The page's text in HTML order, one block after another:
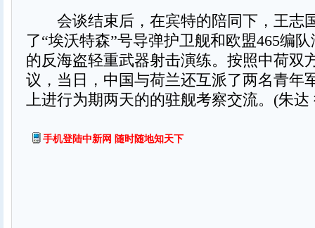
会谈结束后，在宾特的陪同下，王志
了“埃沃特森”号导弹护卫舰和欧盟465编
的反海盗轻重武器射击演练。按照中荷双
议，当日，中国与荷兰还互派了两名青年
上进行为期两天的的驻舰考察交流。(朱达
手机登陆中新网 随时随地知天下